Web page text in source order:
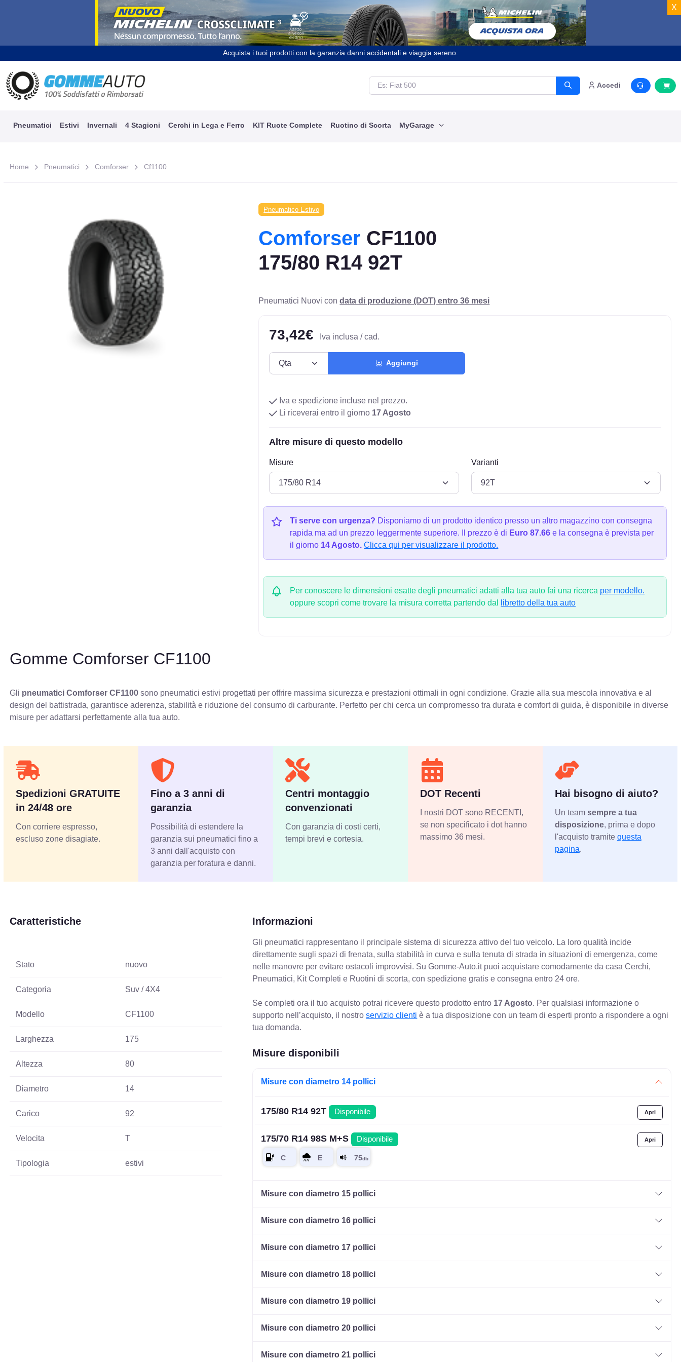
X
Acquista i tuoi prodotti con la garanzia danni accidentali e viaggia sereno.
Accedi
Pneumatici Estivi Invernali 4 Stagioni Cerchi in Lega e Ferro KIT Ruote Complete Ruotino di Scorta MyGarage
Home Pneumatici Comforser Cf1100
Pneumatico Estivo
Comforser CF1100
175/80 R14 92T
Pneumatici Nuovi condata di produzione (DOT) entro 36 mesi
73,42€ Iva inclusa / cad.
Aggiungi
Iva e spedizione incluse nel prezzo.
Li riceverai entro il giorno 17 Agosto
Altre misure di questo modello
Misure Varianti
Ti serve con urgenza? Disponiamo di un prodotto identico presso un altro magazzino con consegna
rapida ma ad un prezzo leggermente superiore. Il prezzo è di Euro 87.66 e la consegna è prevista per
il giorno 14 Agosto. Clicca qui per visualizzare il prodotto.
Per conoscere le dimensioni esatte degli pneumatici adatti alla tua auto fai una ricerca per modello.
oppure scopri come trovare la misura corretta partendo dal
libretto della tua auto
Gomme Comforser CF1100
Gli pneumatici Comforser CF1100 sono pneumatici estivi progettati per offrire massima sicurezza e prestazioni ottimali in ogni condizione. Grazie alla sua mescola innovativa e al
design del battistrada, garantisce aderenza, stabilità e riduzione del consumo di carburante. Perfetto per chi cerca un compromesso tra durata e comfort di guida, è disponibile in diverse
misure per adattarsi perfettamente alla tua auto.
Spedizioni GRATUITE
in 24/48 ore
Con corriere espresso,
escluso zone disagiate.
Fino a 3 anni di
garanzia
Possibilità di estendere la
garanzia sui pneumatici fino a
3 anni dall'acquisto con
garanzia per foratura e danni.
Centri montaggio
convenzionati
Con garanzia di costi certi,
tempi brevi e cortesia.
DOT Recenti
I nostri DOT sono RECENTI,
se non specificato i dot hanno
massimo 36 mesi.
Hai bisogno di aiuto?
Un team sempre a tua
disposizione, prima e dopo
l'acquisto tramite questa
pagina.
Caratteristiche
Stato nuovo
Categoria Suv / 4X4
Modello CF1100
Larghezza 175
Altezza 80
Diametro 14
Carico 92
Velocita T
Tipologia estivi
Informazioni
Gli pneumatici rappresentano il principale sistema di sicurezza attivo del tuo veicolo. La loro qualità incide
direttamente sugli spazi di frenata, sulla stabilità in curva e sulla tenuta di strada in situazioni di emergenza, come
nelle manovre per evitare ostacoli improvvisi. Su Gomme-Auto.it puoi acquistare comodamente da casa Cerchi,
Pneumatici, Kit Completi e Ruotini di scorta, con spedizione gratis e consegna entro 24 ore.
Se completi ora il tuo acquisto potrai ricevere questo prodotto entro 17 Agosto. Per qualsiasi informazione o
supporto nell’acquisto, il nostroservizio clienti è a tua disposizione con un team di esperti pronto a rispondere a ogni
tua domanda.
Misure disponibili
Misure con diametro 14 pollici
175/80 R14 92T Disponibile
175/70 R14 98S M+S Disponibile
Misure con diametro 15 pollici
Misure con diametro 16 pollici
Misure con diametro 17 pollici
Misure con diametro 18 pollici
Misure con diametro 19 pollici
Misure con diametro 20 pollici
Misure con diametro 21 pollici